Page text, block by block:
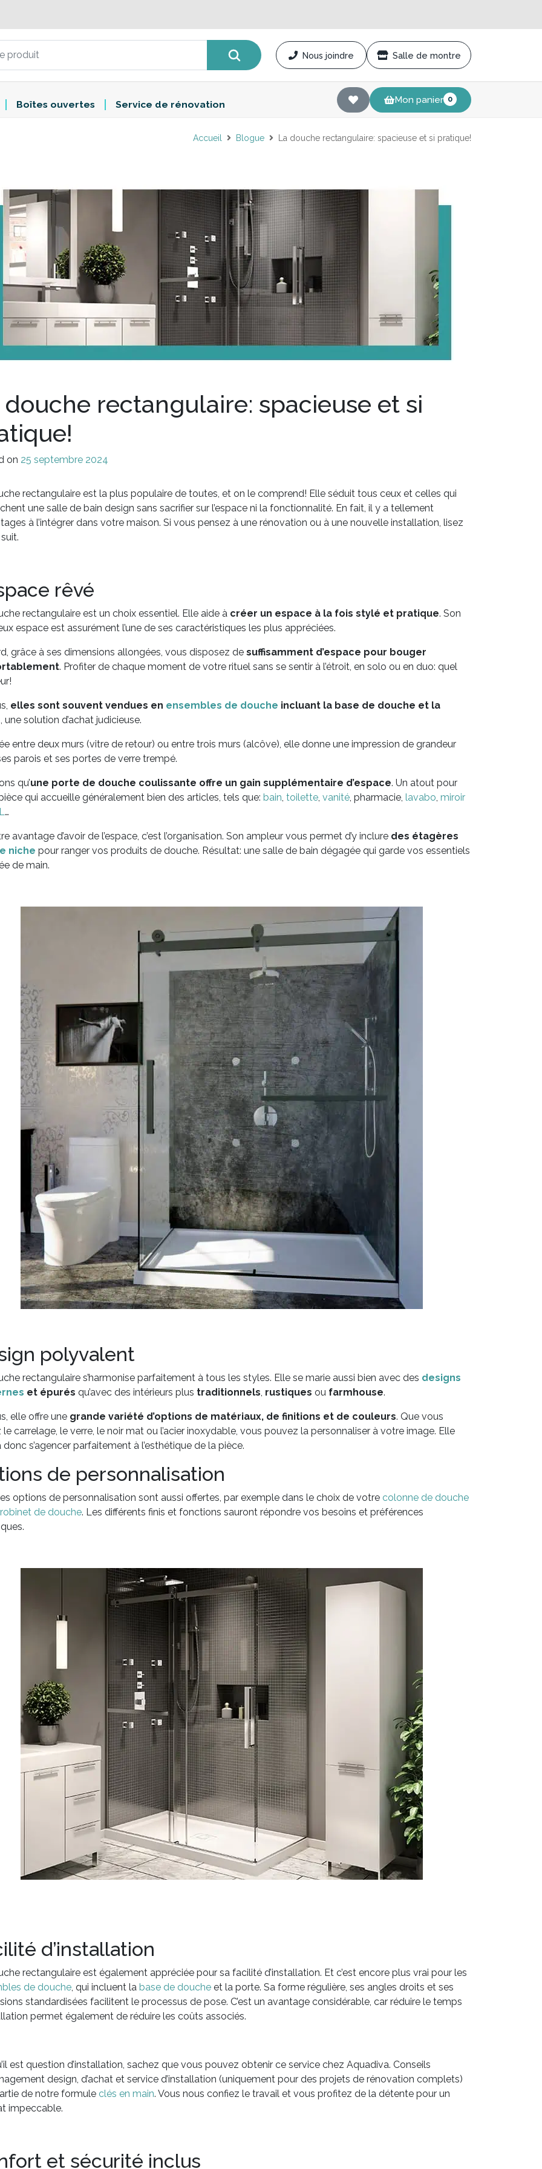
Nous joindre Salle de montre
Boîtes ouvertes Service de rénovation Mon panier 0
Accueil Blogue La douche rectangulaire: spacieuse et si pratique!
douche rectangulaire: spacieuse et si
on 25 septembre 2024
rectangulaire est la plus populaire de toutes, et on le comprend! Elle séduit tous ceux et celles qui
une salle de bain design sans sacrifier sur l’espace ni la fonctionnalité. En fait, il y a tellement
à l’intégrer dans votre maison. Si vous pensez à une rénovation ou à une nouvelle installation, lisez
rêvé
rectangulaire est un choix essentiel. Elle aide à créer un espace à la fois stylé et pratique. Son
espace est assurément l’une de ses caractéristiques les plus appréciées.
grâce à ses dimensions allongées, vous disposez de suffisamment d’espace pour bouger
. Profiter de chaque moment de votre rituel sans se sentir à l’étroit, en solo ou en duo: quel
elles sont souvent vendues en ensembles de douche incluant la base de douche et la
, une solution d’achat judicieuse.
entre deux murs (vitre de retour) ou entre trois murs (alcôve), elle donne une impression de grandeur
parois et ses portes de verre trempé.
qu’une porte de douche coulissante offre un gain supplémentaire d’espace. Un atout pour
qui accueille généralement bien des articles, tels que: bain, toilette, vanité, pharmacie, lavabo, miroir
…
avantage d’avoir de l’espace, c’est l’organisation. Son ampleur vous permet d’y inclure des étagères
niche pour ranger vos produits de douche. Résultat: une salle de bain dégagée qui garde vos essentiels
de main.
polyvalent
rectangulaire s’harmonise parfaitement à tous les styles. Elle se marie aussi bien avec des designs
et épurés qu’avec des intérieurs plus traditionnels, rustiques ou farmhouse.
elle offre une grande variété d’options de matériaux, de finitions et de couleurs. Que vous
le carrelage, le verre, le noir mat ou l’acier inoxydable, vous pouvez la personnaliser à votre image. Elle
donc s’agencer parfaitement à l’esthétique de la pièce.
de personnalisation
options de personnalisation sont aussi offertes, par exemple dans le choix de votre colonne de douche
robinet de douche. Les différents finis et fonctions sauront répondre vos besoins et préférences
d’installation
rectangulaire est également appréciée pour sa facilité d’installation. Et c’est encore plus vrai pour les
de douche, qui incluent la base de douche et la porte. Sa forme régulière, ses angles droits et ses
standardisées facilitent le processus de pose. C’est un avantage considérable, car réduire le temps
permet également de réduire les coûts associés.
est question d’installation, sachez que vous pouvez obtenir ce service chez Aquadiva. Conseils
design, d’achat et service d’installation (uniquement pour des projets de rénovation complets)
de notre formule clés en main. Vous nous confiez le travail et vous profitez de la détente pour un
impeccable.
et sécurité inclus